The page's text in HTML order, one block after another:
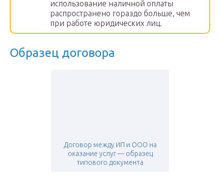
использование наличной оплаты
распространено гораздо больше, чем
при работе юридических лиц.
Образец договора
Договор между ИП и ООО на
оказание услуг — образец
типового документа